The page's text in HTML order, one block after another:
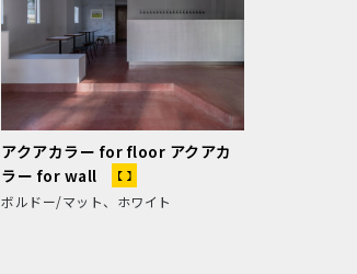
アクアカラー for floor アクアカ
ラー for wall
ボルドー/マット、ホワイト